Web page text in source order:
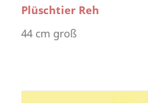
Plüschtier Reh
44 cm groß